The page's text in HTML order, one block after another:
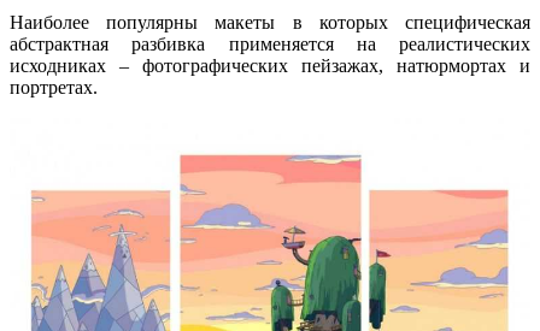
Наиболее популярны макеты в которых специфическая
абстрактная разбивка применяется на реалистических
исходниках – фотографических пейзажах, натюрмортах и
портретах.